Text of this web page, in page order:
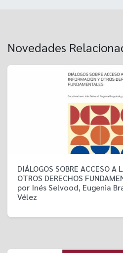
Novedades
DIÁLOGOS SOBRE ACCESO A
OTROS DERECHOS
por Inés Selvood, Eugenia
Vélez